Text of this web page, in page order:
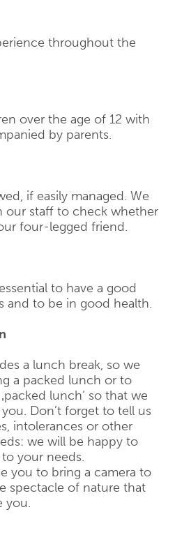
throughout the
over the age of 12 with
by parents.
if easily managed. We
our staff to check whether
four-legged friend.
to have a good
and to be in good health.
a lunch break, so we
a packed lunch or to
lunch‘ so that we
Don’t forget to tell us
intolerances or other
we will be happy to
your needs.
you to bring a camera to
spectacle of nature that
you.